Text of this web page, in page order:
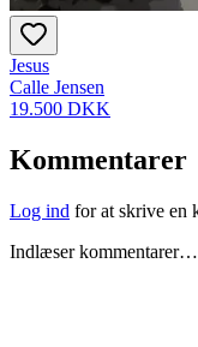
Jesus
Calle Jensen
19.500 DKK
Kommentarer
Log ind for at skrive en
Indlæser kommentarer…